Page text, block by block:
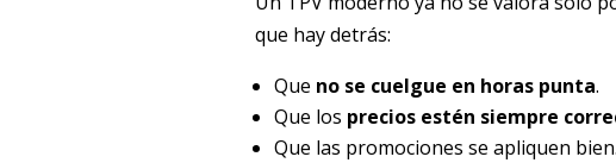
que hay detrás:
Que no se cuelgue en horas punta.
Que los precios estén siempre
Que las promociones se apliquen bien.